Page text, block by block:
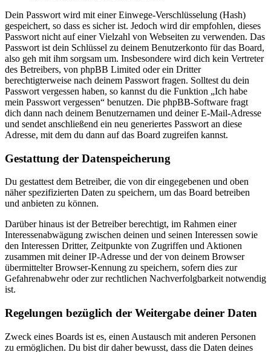
Dein Passwort wird mit einer Einwege-Verschlüsselung (Hash)
gespeichert, so dass es sicher ist. Jedoch wird dir empfohlen, dieses
Passwort nicht auf einer Vielzahl von Webseiten zu verwenden. Das
Passwort ist dein Schlüssel zu deinem Benutzerkonto für das Board,
also geh mit ihm sorgsam um. Insbesondere wird dich kein Vertreter
des Betreibers, von phpBB Limited oder ein Dritter
berechtigterweise nach deinem Passwort fragen. Solltest du dein
Passwort vergessen haben, so kannst du die Funktion „Ich habe
mein Passwort vergessen“ benutzen. Die phpBB-Software fragt
dich dann nach deinem Benutzernamen und deiner E-Mail-Adresse
und sendet anschließend ein neu generiertes Passwort an diese
Adresse, mit dem du dann auf das Board zugreifen kannst.
Gestattung der Datenspeicherung
Du gestattest dem Betreiber, die von dir eingegebenen und oben
näher spezifizierten Daten zu speichern, um das Board betreiben
und anbieten zu können.
Darüber hinaus ist der Betreiber berechtigt, im Rahmen einer
Interessenabwägung zwischen deinen und seinen Interessen sowie
den Interessen Dritter, Zeitpunkte von Zugriffen und Aktionen
zusammen mit deiner IP-Adresse und der von deinem Browser
übermittelter Browser-Kennung zu speichern, sofern dies zur
Gefahrenabwehr oder zur rechtlichen Nachverfolgbarkeit notwendig
ist.
Regelungen bezüglich der Weitergabe deiner Daten
Zweck eines Boards ist es, einen Austausch mit anderen Personen
zu ermöglichen. Du bist dir daher bewusst, dass die Daten deines